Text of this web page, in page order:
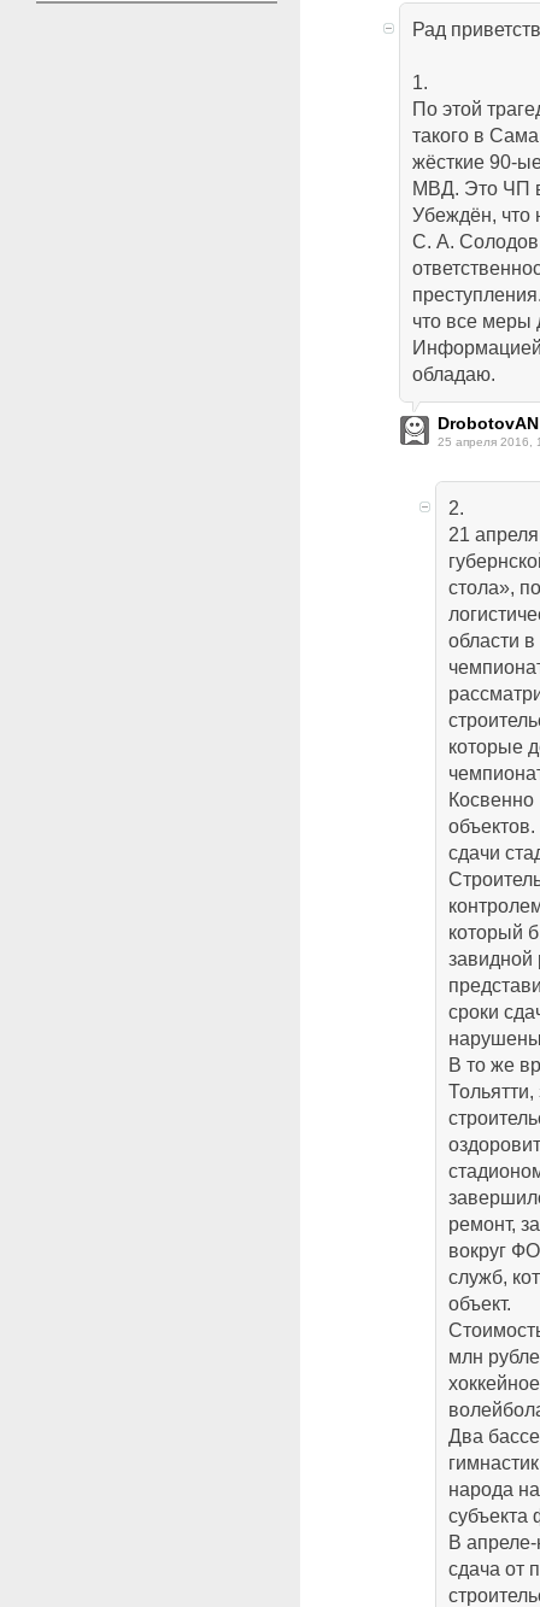
Рад
1.
По этой
такого в
жёсткие 90-
МВД. Это ЧП
Убеждён, что
С. А.
что все меры
обладаю.
DrobotovAN
25 апреля 2016,
2.
21
стола»,
области
которые
Косвенно
сдачи
который
завидной
сроки
В то же
ремонт,
вокруг
служб,
объект.
млн
Два
народа
субъекта
В
сдача от